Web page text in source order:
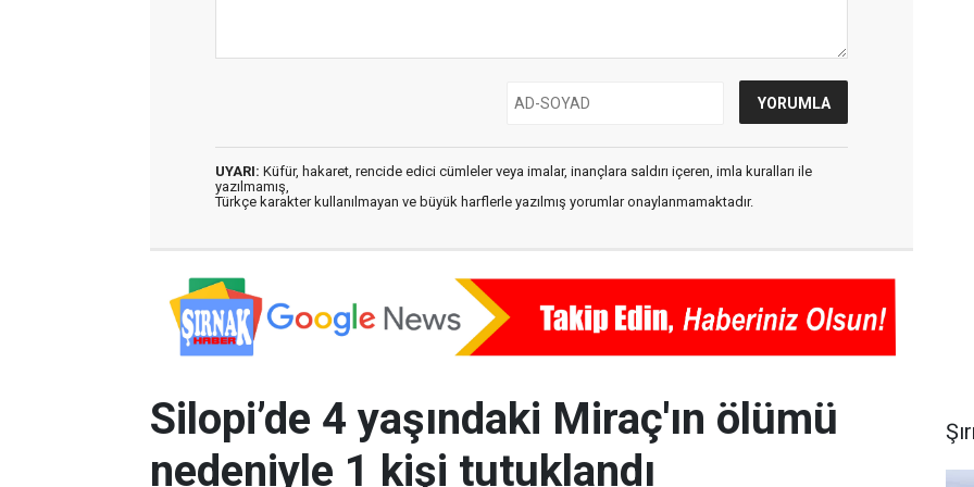
UYARI: Küfür, hakaret, rencide edici cümleler veya imalar, inançlara saldırı içeren, imla kuralları ile
yazılmamış,
Türkçe karakter kullanılmayan ve büyük harflerle yazılmış yorumlar onaylanmamaktadır.
Silopi’de 4 yaşındaki Miraç'ın ölümü
nedeniyle 1 kişi tutuklandı